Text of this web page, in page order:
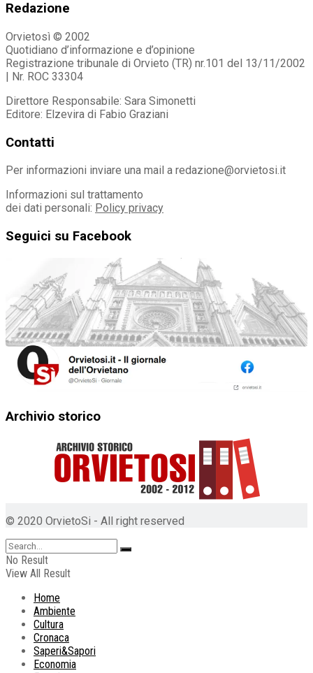
Redazione
Orvietosì © 2002
Quotidiano d’informazione e d’opinione
Registrazione tribunale di Orvieto (TR) nr.101 del 13/11/2002
| Nr. ROC 33304
Direttore Responsabile: Sara Simonetti
Editore: Elzevira di Fabio Graziani
Contatti
Per informazioni inviare una mail a redazione@orvietosi.it
Informazioni sul trattamento
dei dati personali: Policy privacy
Seguici su Facebook
Archivio storico
© 2020 OrvietoSi - All right reserved
No Result
View All Result
Home
Ambiente
Cultura
Cronaca
Saperi&Sapori
Economia